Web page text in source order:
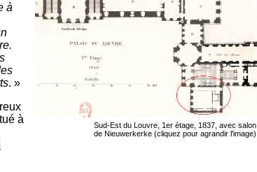
Sud-Est du Louvre, 1er étage, 1837, avec salon
de Nieuwerkerke (cliquez pour agrandir l'image)
à
. »
à